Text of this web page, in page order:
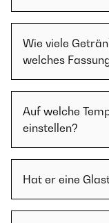
Wie viele
welches
Auf welche
einstellen?
Hat er eine